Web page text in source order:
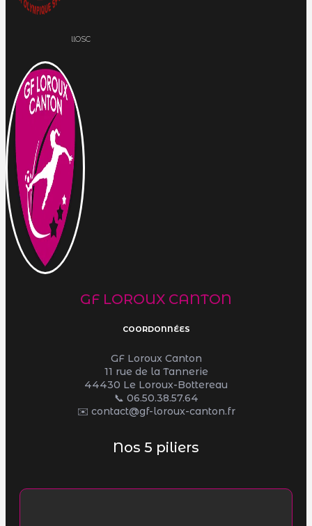
llOSC
GF LOROUX CANTON
COORDONNÉES
GF Loroux Canton
11 rue de la Tannerie
44430 Le Loroux-Bottereau
📞 06.50.38.57.64
✉️ contact@gf-loroux-canton.fr
Nos 5 piliers